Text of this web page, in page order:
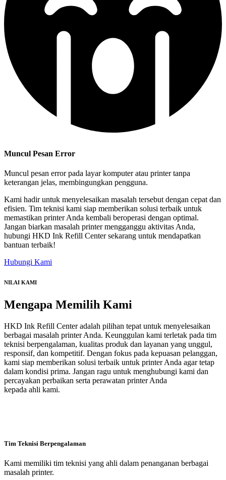
Muncul Pesan Error
Muncul pesan error pada layar komputer atau printer tanpa
keterangan jelas, membingungkan pengguna.
Kami hadir untuk menyelesaikan masalah tersebut dengan cepat dan
efisien. Tim teknisi kami siap memberikan solusi terbaik untuk
memastikan printer Anda kembali beroperasi dengan optimal.
Jangan biarkan masalah printer mengganggu aktivitas Anda,
hubungi HKD Ink Refill Center sekarang untuk mendapatkan
bantuan terbaik!
Hubungi Kami
NILAI KAMI
Mengapa Memilih Kami
HKD Ink Refill Center adalah pilihan tepat untuk menyelesaikan
berbagai masalah printer Anda. Keunggulan kami terletak pada tim
teknisi berpengalaman, kualitas produk dan layanan yang unggul,
responsif, dan kompetitif. Dengan fokus pada kepuasan pelanggan,
kami siap memberikan solusi terbaik untuk printer Anda agar tetap
dalam kondisi prima. Jangan ragu untuk menghubungi kami dan
percayakan perbaikan serta perawatan printer Anda
kepada ahli kami.
Tim Teknisi Berpengalaman
Kami memiliki tim teknisi yang ahli dalam penanganan berbagai
masalah printer.